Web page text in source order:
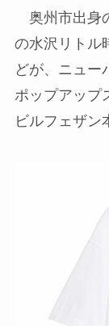
奥州市出身
の水沢リトル
どが、ニュー
ポップアップ
ビルフェザン